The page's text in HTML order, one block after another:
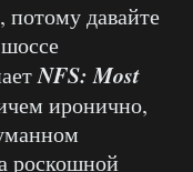
потому давайте
NFS: Most
иронично,
роскошной